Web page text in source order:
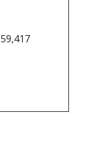
59,417